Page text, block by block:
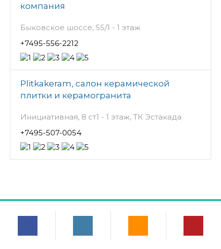
компания
Быковское шоссе, 55/1 - 1 этаж
+7495-556-2212
Plitkakeram, салон керамической
плитки и керамогранита
Инициативная, 8 ст1 - 1 этаж, ТК Эстакада
+7495-507-0054